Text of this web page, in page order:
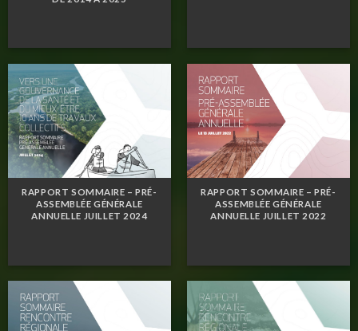
RAPPORT SOMMAIRE – PRÉ-
ASSEMBLÉE GÉNÉRALE
ANNUELLE JUILLET 2024
RAPPORT SOMMAIRE – PRÉ-
ASSEMBLÉE GÉNÉRALE
ANNUELLE JUILLET 2022